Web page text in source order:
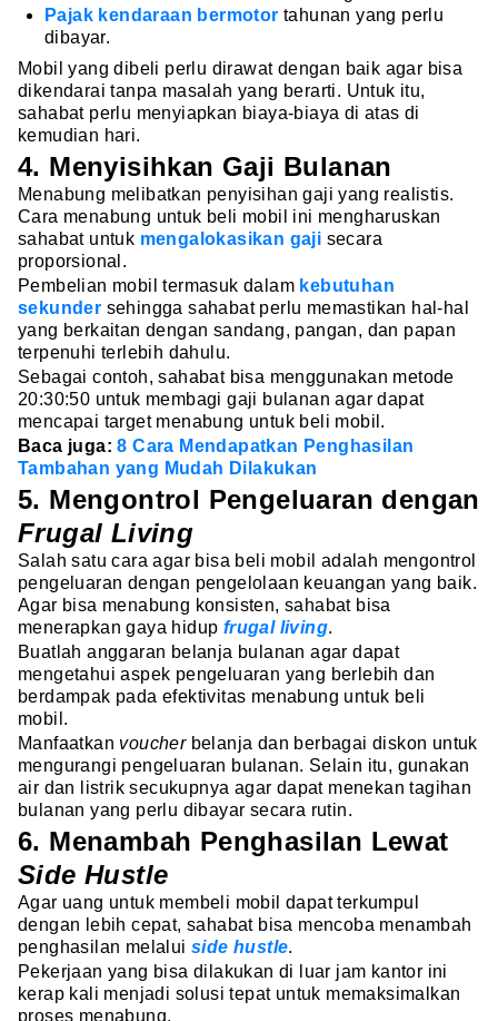
Pajak kendaraan bermotor tahunan yang perlu
dibayar.
Mobil yang dibeli perlu dirawat dengan baik agar bisa
dikendarai tanpa masalah yang berarti. Untuk itu,
sahabat perlu menyiapkan biaya-biaya di atas di
kemudian hari.
4. Menyisihkan Gaji Bulanan
Menabung melibatkan penyisihan gaji yang realistis.
Cara menabung untuk beli mobil ini mengharuskan
sahabat untuk mengalokasikan gaji secara
proporsional.
Pembelian mobil termasuk dalam kebutuhan
sekunder sehingga sahabat perlu memastikan hal-hal
yang berkaitan dengan sandang, pangan, dan papan
terpenuhi terlebih dahulu.
Sebagai contoh, sahabat bisa menggunakan metode
20:30:50 untuk membagi gaji bulanan agar dapat
mencapai target menabung untuk beli mobil.
Baca juga:8 Cara Mendapatkan Penghasilan
Tambahan yang Mudah Dilakukan
5. Mengontrol Pengeluaran dengan
Frugal Living
Salah satu cara agar bisa beli mobil adalah mengontrol
pengeluaran dengan pengelolaan keuangan yang baik.
Agar bisa menabung konsisten, sahabat bisa
menerapkan gaya hidup frugal living.
Buatlah anggaran belanja bulanan agar dapat
mengetahui aspek pengeluaran yang berlebih dan
berdampak pada efektivitas menabung untuk beli
mobil.
Manfaatkan voucherbelanja dan berbagai diskon untuk
mengurangi pengeluaran bulanan. Selain itu, gunakan
air dan listrik secukupnya agar dapat menekan tagihan
bulanan yang perlu dibayar secara rutin.
6. Menambah Penghasilan Lewat
Side Hustle
Agar uang untuk membeli mobil dapat terkumpul
dengan lebih cepat, sahabat bisa mencoba menambah
penghasilan melalui side hustle.
Pekerjaan yang bisa dilakukan di luar jam kantor ini
kerap kali menjadi solusi tepat untuk memaksimalkan
proses menabung.